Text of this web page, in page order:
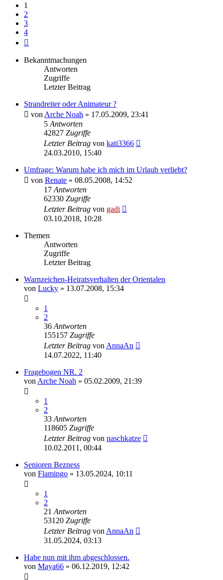
1
2
3
4
Bekanntmachungen
Antworten
Zugriffe
Letzter Beitrag
Strandreiter oder Animateur ?
von Arche Noah » 17.05.2009, 23:41
5 Antworten
42827 Zugriffe
Letzter Beitrag von kati3366
24.03.2010, 15:40
Umfrage: Warum habe ich mich im Urlaub verliebt?
von Renate » 08.05.2008, 14:52
17 Antworten
62330 Zugriffe
Letzter Beitrag von gadi
03.10.2018, 10:28
Themen
Antworten
Zugriffe
Letzter Beitrag
Warnzeichen-Heiratsverhalten der Orientalen
von Lucky » 13.07.2008, 15:34
1
2
36 Antworten
155157 Zugriffe
Letzter Beitrag von AnnaAn
14.07.2022, 11:40
Fragebogen NR. 2
von Arche Noah » 05.02.2009, 21:39
1
2
33 Antworten
118605 Zugriffe
Letzter Beitrag von naschkatze
10.02.2011, 00:44
Senioren Bezness
von Flamingo » 13.05.2024, 10:11
1
2
21 Antworten
53120 Zugriffe
Letzter Beitrag von AnnaAn
31.05.2024, 03:13
Habe nun mit ihm abgeschlossen.
von Maya66 » 06.12.2019, 12:42